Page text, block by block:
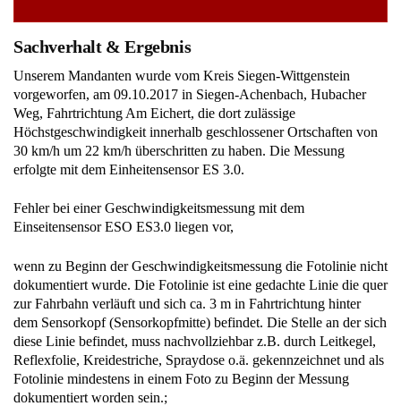
Sachverhalt & Ergebnis
Unserem Mandanten wurde vom Kreis Siegen-Wittgenstein
vorgeworfen, am 09.10.2017 in Siegen-Achenbach, Hubacher
Weg, Fahrtrichtung Am Eichert, die dort zulässige
Höchstgeschwindigkeit innerhalb geschlossener Ortschaften von
30 km/h um 22 km/h überschritten zu haben. Die Messung
erfolgte mit dem Einheitensensor ES 3.0.
Fehler bei einer Geschwindigkeitsmessung mit dem
Einseitensensor ESO ES3.0 liegen vor,
wenn zu Beginn der Geschwindigkeitsmessung die Fotolinie nicht
dokumentiert wurde. Die Fotolinie ist eine gedachte Linie die quer
zur Fahrbahn verläuft und sich ca. 3 m in Fahrtrichtung hinter
dem Sensorkopf (Sensorkopfmitte) befindet. Die Stelle an der sich
diese Linie befindet, muss nachvollziehbar z.B. durch Leitkegel,
Reflexfolie, Kreidestriche, Spraydose o.ä. gekennzeichnet und als
Fotolinie mindestens in einem Foto zu Beginn der Messung
dokumentiert worden sein.;